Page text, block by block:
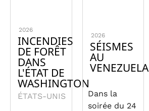
2026
INCENDIES
DE FORÊT
DANS
L'ÉTAT DE
WASHINGTON
ÉTATS-UNIS
2026
SÉISMES
AU
VENEZUELA
Dans la
soirée du 24